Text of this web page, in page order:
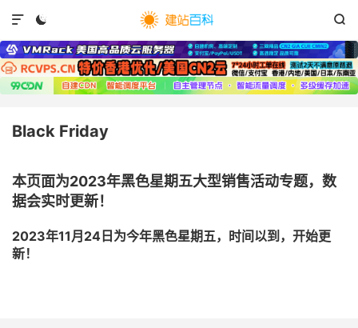
 

Black Friday
本页面为2023年黑色星期五大型销售活动专题，数
据会实时更新！
2023年11月24日为今年黑色星期五，时间以到，开始更
新！